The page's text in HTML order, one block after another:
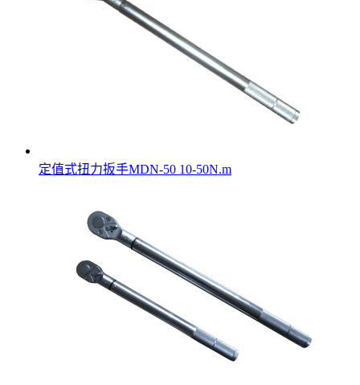
定值式扭力扳手MDN-50 10-50N.m